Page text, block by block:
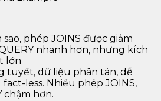
phép JOINS được giảm
nhanh hơn, nhưng kích
lớn
tuyết, dữ liệu phân tán, dễ
less. Nhiều phép JOINS,
chậm hơn.